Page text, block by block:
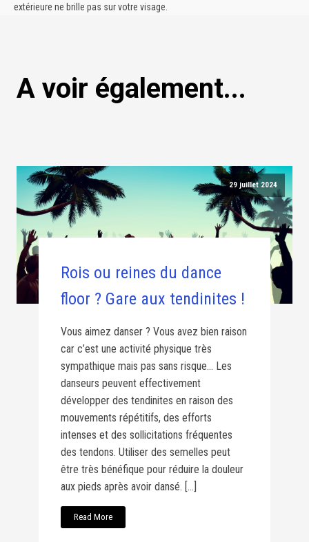
extérieure ne brille pas sur votre visage.
A voir également...
29 juillet 2024
Rois ou reines du dance
floor ? Gare aux tendinites !
Vous aimez danser ? Vous avez bien raison
car c’est une activité physique très
sympathique mais pas sans risque… Les
danseurs peuvent effectivement
développer des tendinites en raison des
mouvements répétitifs, des efforts
intenses et des sollicitations fréquentes
des tendons. Utiliser des semelles peut
être très bénéfique pour réduire la douleur
aux pieds après avoir dansé. […]
Read More